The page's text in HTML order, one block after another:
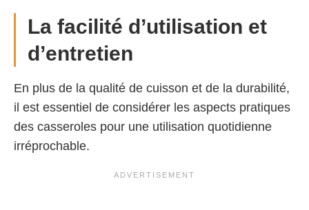
La facilité d’utilisation et
d’entretien
En plus de la qualité de cuisson et de la durabilité,
il est essentiel de considérer les aspects pratiques
des casseroles pour une utilisation quotidienne
irréprochable.